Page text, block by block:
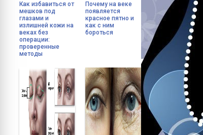
Как избавиться от
мешков под
глазами и
излишней кожи на
веках без
операции:
проверенные
методы
Почему на веке
появляется
красное пятно и
как с ним
бороться